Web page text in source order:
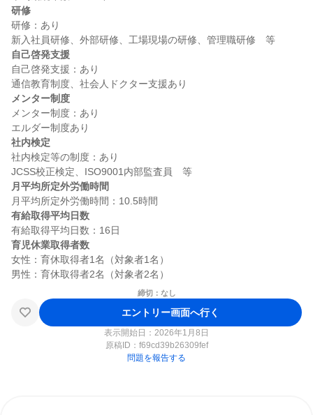
研修
研修：あり
自己啓発支援
自己啓発支援：あり
メンター制度
メンター制度：あり
社内検定
社内検定等の制度：あり
月平均所定外労働時間
有給取得平均日数
育児休業取得者数
女性：育休取得者1名（対象者1名）
締切：なし
エントリー画面へ行く
表示開始日：2026年1月8日
原稿ID： f69cd39b26309fef
問題を報告する